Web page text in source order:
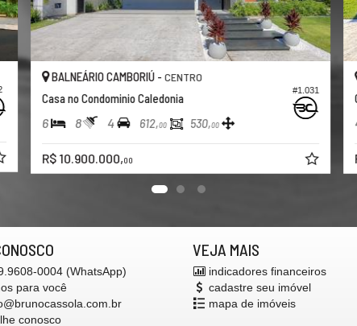
#653
BALNEÁRIO CAMBORIÚ -CENTRO
Casa no Condominio Caledônia
3 5 2 351,32 251,42
R$ 3.200.000, 00
0004 (WhatsApp)
para você
conosco
VEJA MAIS
indicadores financeiros
cadastre seu imóvel
mapa de imóveis